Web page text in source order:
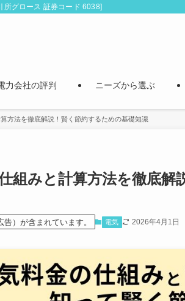
所グロース 証券コード 6038]
力会社の評判 ニーズから選ぶ
方法を徹底解説！賢く節約するための基礎知識
組みと計算方法を徹底解
）が含まれています。 電気 2026年4月1日